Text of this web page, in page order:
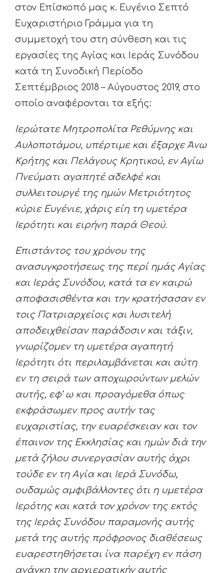
στον Επίσκοπό μας κ. Ευγένιο Σεπτό
Ευχαριστήριο Γράμμα για τη
συμμετοχή του στη σύνθεση και τις
εργασίες της Αγίας και Ιεράς Συνόδου
κατά τη Συνοδική Περίοδο
Σεπτέμβριος 2018 – Αύγουστος 2019, στο
οποίο αναφέρονται τα εξής:
Ιερώτατε Μητροπολίτα Ρεθύμνης και
Αυλοποτάμου, υπέρτιμε και έξαρχε Άνω
Κρήτης και Πελάγους Κρητικού, εν Αγίω
Πνεύματι αγαπητέ αδελφέ και
συλλειτουργέ της ημών Μετριότητος
κύριε Ευγένιε, χάρις είη τη υμετέρα
Ιερότητι και ειρήνη παρά Θεού.
Επιστάντος του χρόνου της
ανασυγκροτήσεως της περί ημάς Αγίας
και Ιεράς Συνόδου, κατά τα εν καιρώ
αποφασισθέντα και την κρατήσασαν εν
τοις Πατριαρχείοις και λυσιτελή
αποδειχθείσαν παράδοσιν και τάξιν,
γνωρίζομεν τη υμετέρα αγαπητή
Ιερότητι ότι περιλαμβάνεται και αύτη
εν τη σειρά των αποχωρούντων μελών
αυτής, εφ’ ω και προαγόμεθα όπως
εκφράσωμεν προς αυτήν τας
ευχαριστίας, την ευαρέσκειαν και τον
έπαινον της Εκκλησίας και ημών διά την
μετά ζήλου συνεργασίαν αυτής άχρι
τούδε εν τη Αγία και Ιερά Συνόδω,
ουδαμώς αμφιβάλλοντες ότι η υμετέρα
Ιερότης και κατά τον χρόνον της εκτός
της Ιεράς Συνόδου παραμονής αυτής
μετά της αυτής πρόφρονος διαθέσεως
ευαρεστηθήσεται ίνα παρέχη εν πάση
ανάγκη την αρχιερατικήν αυτής